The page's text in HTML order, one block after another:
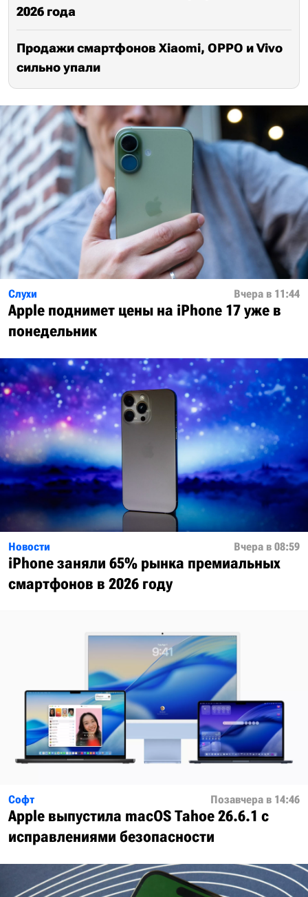
2026 года
Продажи смартфонов Xiaomi, OPPO и Vivo
сильно упали
Слухи Вчера в 11:44
Apple поднимет цены на iPhone 17 уже в
понедельник
Новости Вчера в 08:59
iPhone заняли 65% рынка премиальных
смартфонов в 2026 году
Софт Позавчера в 14:46
Apple выпустила macOS Tahoe 26.6.1 с
исправлениями безопасности